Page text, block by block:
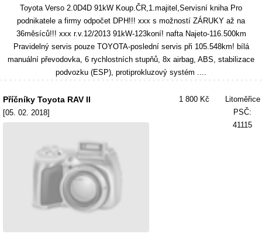
Toyota Verso 2.0D4D 91kW Koup.ČR,1.majitel,Servisní kniha Pro
podnikatele a firmy odpočet DPH!!! xxx s možností ZÁRUKY až na
36měsíců!!! xxx r.v.12/2013 91kW-123koní! nafta Najeto-116.500km
Pravidelný servis pouze TOYOTA-poslední servis při 105.548km! bílá
manuální převodovka, 6 rychlostních stupňů, 8x airbag, ABS, stabilizace
podvozku (ESP), protiprokluzový systém ....
Příčníky Toyota RAV II
[05. 02. 2018]
1 800 Kč
Litoměřice
PSČ:
41115